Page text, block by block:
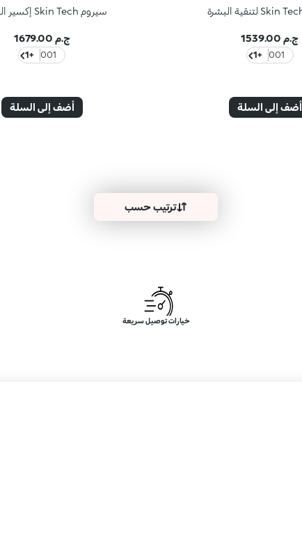
ج.م 1539.00
001
+1
أضف إلى السلة
سيروم Skin Tech إكسير الشباب
ج.م 1679.00
001
+1
أضف إلى السلة
ترتيب حسب
خيارات توصيل سريعة